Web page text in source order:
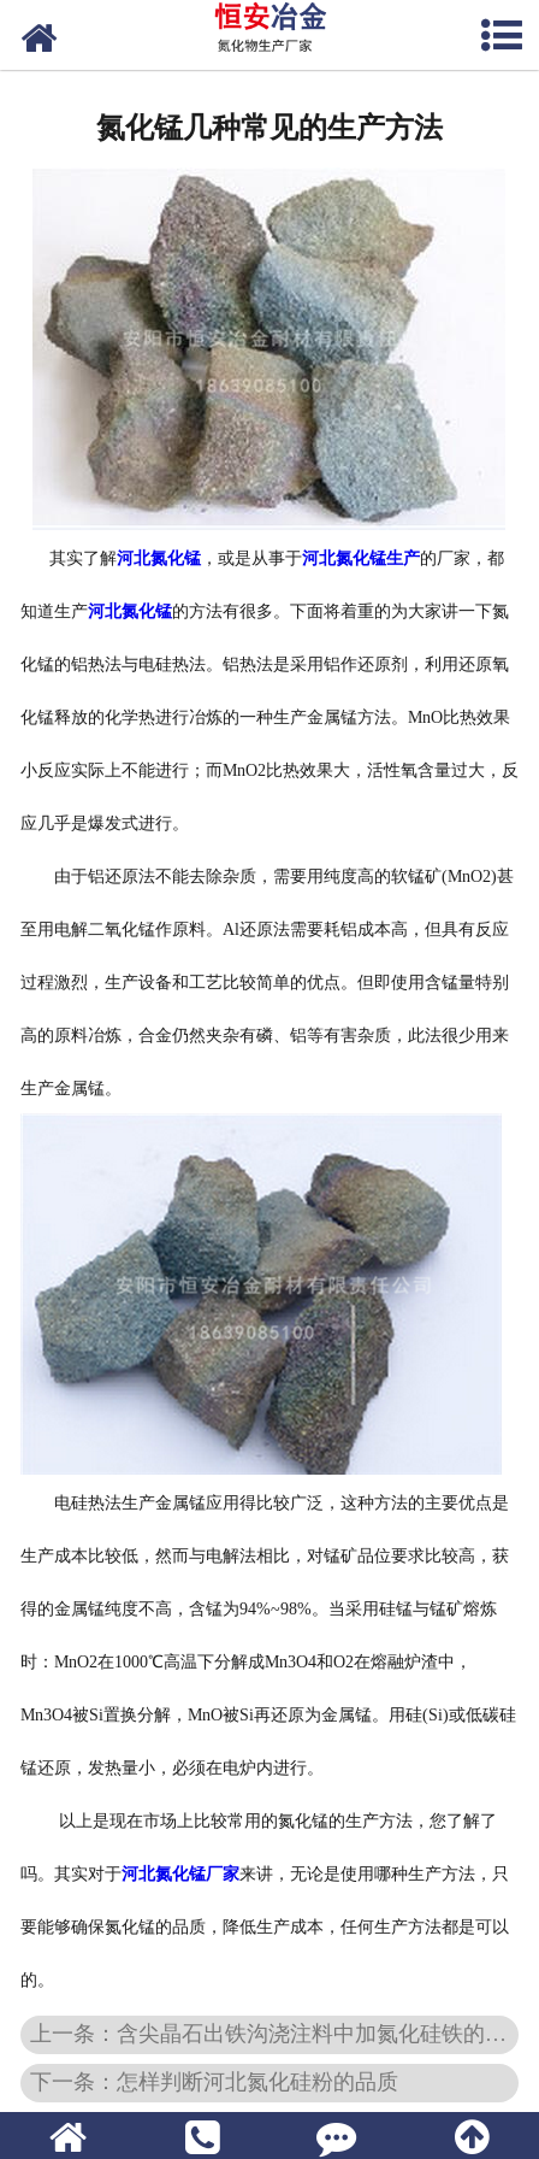
新闻中心
联系我们
氮化锰几种常见的生产方法
其实了解河北氮化锰，或是从事于河北氮化锰生产的厂家，都
知道生产河北氮化锰的方法有很多。下面将着重的为大家讲一下氮
化锰的铝热法与电硅热法。铝热法是采用铝作还原剂，利用还原氧
化锰释放的化学热进行冶炼的一种生产金属锰方法。MnO比热效果
小反应实际上不能进行；而MnO2比热效果大，活性氧含量过大，反
应几乎是爆发式进行。
由于铝还原法不能去除杂质，需要用纯度高的软锰矿(MnO2)甚
至用电解二氧化锰作原料。Al还原法需要耗铝成本高，但具有反应
过程激烈，生产设备和工艺比较简单的优点。但即使用含锰量特别
高的原料冶炼，合金仍然夹杂有磷、铝等有害杂质，此法很少用来
生产金属锰。
电硅热法生产金属锰应用得比较广泛，这种方法的主要优点是
生产成本比较低，然而与电解法相比，对锰矿品位要求比较高，获
得的金属锰纯度不高，含锰为94%~98%。当采用硅锰与锰矿熔炼
时：MnO2在1000℃高温下分解成Mn3O4和O2在熔融炉渣中，
Mn3O4被Si置换分解，MnO被Si再还原为金属锰。用硅(Si)或低碳硅
锰还原，发热量小，必须在电炉内进行。
以上是现在市场上比较常用的氮化锰的生产方法，您了解了
吗。其实对于河北氮化锰厂家来讲，无论是使用哪种生产方法，只
要能够确保氮化锰的品质，降低生产成本，任何生产方法都是可以
的。
上一条：含尖晶石出铁沟浇注料中加氮化硅铁的效果
下一条：怎样判断河北氮化硅粉的品质